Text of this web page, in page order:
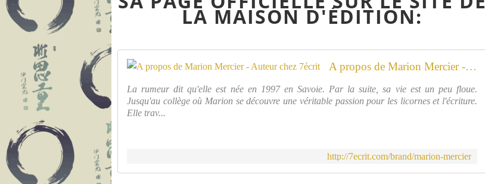
LA MAISON D'ÉDITION:
A propos de Marion Mercier - Auteur chez 7écrit
La rumeur dit qu'elle est née en 1997 en Savoie. Par la suite, sa vie est un peu floue.
Jusqu'au collège où Marion se découvre une véritable passion pour les licornes et l'écriture.
Elle trav...
http://7ecrit.com/brand/marion-mercier